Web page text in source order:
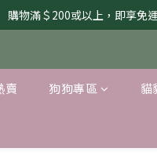
購物滿＄200或以上，即享免
賣 狗狗專區 貓